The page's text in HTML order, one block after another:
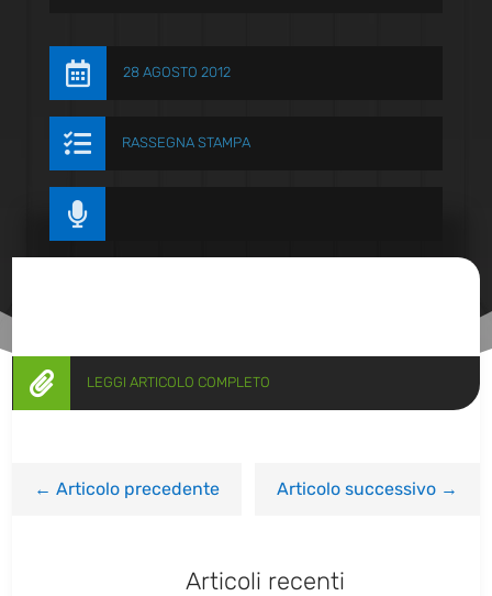
 28 AGOSTO 2012
 RASSEGNA STAMPA

 LEGGI ARTICOLO COMPLETO
←Articolo precedente Articolo successivo→
Articoli recenti